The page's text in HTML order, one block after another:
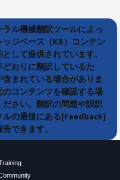
ル機械翻訳ツールによっ
ジベース（KB）コンテン
して提供されています。
おりに翻訳しているた
まれている場合がありま
コンテンツを確認する場
さい。翻訳の問題や誤訳
ルの最後にある[Feedback]
できます。